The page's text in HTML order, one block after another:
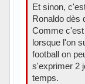
Et sinon,
Ronaldo dès
Comme c'est
lorsque l'on
football on
s'exprimer 2
temps.